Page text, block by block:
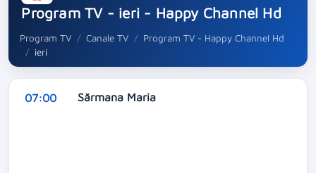
Program TV - ieri - Happy Channel Hd
Program TV Canale TV
Program TV - Happy Channel Hd
ieri
07:00 Sărmana Maria